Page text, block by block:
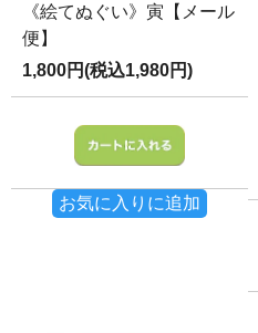
《絵てぬぐい》寅【メール
便】
1,800円(税込1,980円)
お気に入りに追加